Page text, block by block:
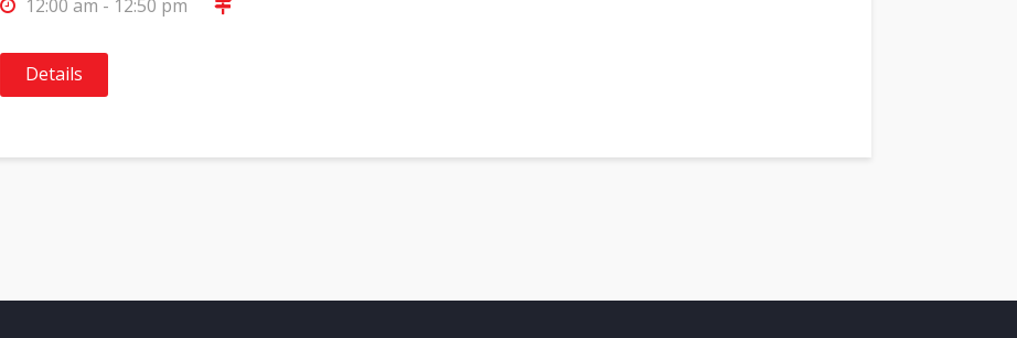
12:00 am - 12:50 pm
Details